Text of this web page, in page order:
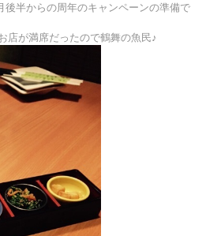
後半からの周年のキャンペーンの準備で
店が満席だったので鶴舞の魚民♪